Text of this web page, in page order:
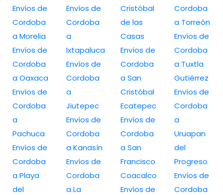
Envíos de
Cordoba
a Morelia
Envíos de
Cordoba
a Oaxaca
Envíos de
Cordoba
a
Pachuca
Envíos de
Cordoba
a Playa
del
Envíos de
Cordoba
a
Ixtapaluca
Envíos de
Cordoba
a
Jiutepec
Envíos de
Cordoba
a Kanasín
Envíos de
Cordoba
a La
Cristóbal
de las
Casas
Envíos de
Cordoba
a San
Cristóbal
Ecatepec
Envíos de
Cordoba
a San
Francisco
Coacalco
Envíos de
Cordoba
a Torreón
Envíos de
Cordoba
a Tuxtla
Gutiérrez
Envíos de
Cordoba
a
Uruapan
del
Progreso
Envíos de
Cordoba